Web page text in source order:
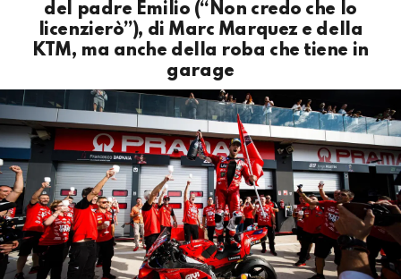
del padre Emilio (“Non credo che lo
licenzierò”), di Marc Marquez e della
KTM, ma anche della roba che tiene in
garage